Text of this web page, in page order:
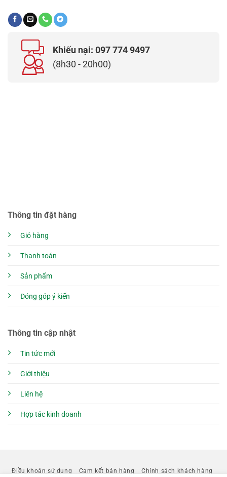
Thông tin đặt hàng
Giỏ hàng
Thanh toán
Sản phẩm
Đóng góp ý kiến
Thông tin cập nhật
Tin tức mới
Giới thiệu
Liên hệ
Hợp tác kinh doanh
Khiếu nại: 097 774 9497
(8h30 - 20h00)
Điều khoản sử dụng Cam kết bán hàng
Chính sách khách hàng